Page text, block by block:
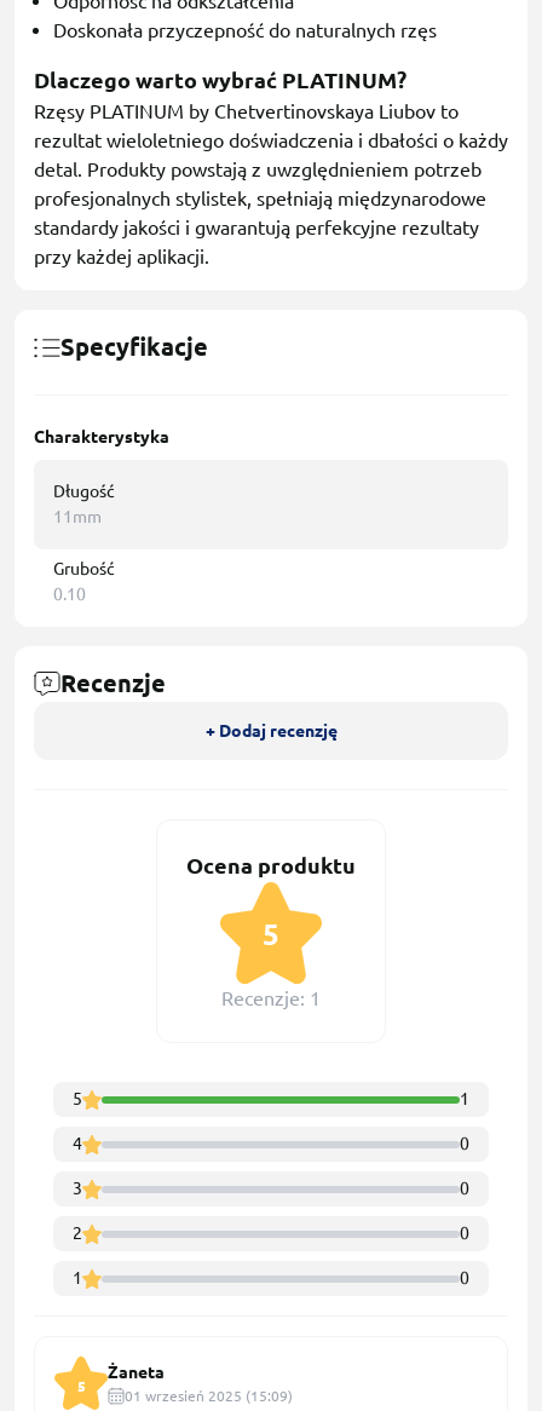
Doskonała przyczepność do naturalnych rzęs
Dlaczego warto wybrać PLATINUM?
Rzęsy PLATINUM by Chetvertinovskaya Liubov to
rezultat wieloletniego doświadczenia i dbałości o każdy
detal. Produkty powstają z uwzględnieniem potrzeb
profesjonalnych stylistek, spełniają międzynarodowe
standardy jakości i gwarantują perfekcyjne rezultaty
przy każdej aplikacji.
Specyfikacje
Charakterystyka
Długość
11mm
Grubość
0.10
Recenzje
+ Dodaj recenzję
Ocena produktu
5
Recenzje: 1
5 1
4 0
3 0
2 0
1 0
5
Żaneta
01 wrzesień 2025 (15:09)